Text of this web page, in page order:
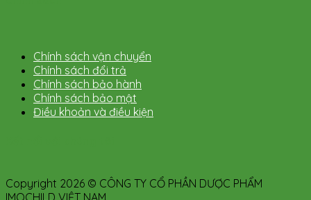
Chính sách vận chuyển
Chính sách đổi trả
Chính sách bảo hành
Chính sách bảo mật
Điều khoản và điều kiện
Copyright 2026 © CÔNG TY CỔ PHẦN DƯỢC PHẨM
IMOCHILD VIỆT NAM